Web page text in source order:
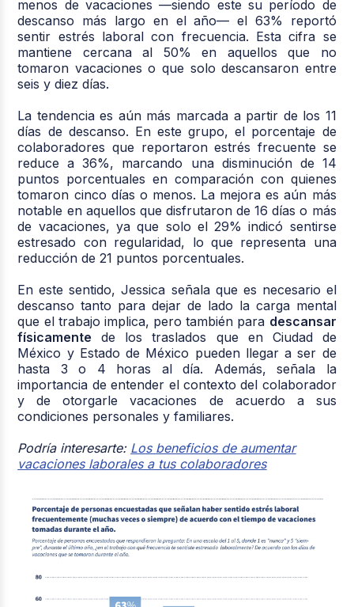
menos de vacaciones —siendo este su período de
descanso más largo en el año— el 63% reportó
sentir estrés laboral con frecuencia. Esta cifra se
mantiene cercana al 50% en aquellos que no
tomaron vacaciones o que solo descansaron entre
seis y diez días.
La tendencia es aún más marcada a partir de los 11
días de descanso. En este grupo, el porcentaje de
colaboradores que reportaron estrés frecuente se
reduce a36%, marcando una disminución de 14
puntos porcentuales en comparación con quienes
tomaron cinco días o menos. La mejora es aún más
notable en aquellos que disfrutaron de 16 días o más
de vacaciones, ya que solo el29% indicó sentirse
estresado con regularidad, lo que representa una
reducción de 21 puntos porcentuales.
En este sentido, Jessica señala que es necesario el
descanso tanto para dejar de lado la carga mental
que el trabajo implica, pero también para descansar
físicamente de los traslados que en Ciudad de
México y Estado de México pueden llegar a ser de
hasta 3 o 4 horas al día. Además, señala la
importancia de entender el contexto del colaborador
y de otorgarle vacaciones de acuerdo a sus
condiciones personales y familiares.
Podría interesarte: Los beneficios de aumentar
vacaciones laborales a tus colaboradores